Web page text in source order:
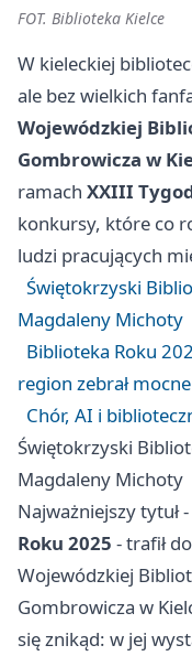
FOT. Biblioteka Kielce
W kieleckiej
ale bez wielkich
Wojewódzkiej
Gombrowicza w
ramach XXIII
konkursy, które co
ludzi pracujących
Świętokrzyski
Magdaleny Michoty
Biblioteka Roku
region zebrał
Chór, AI i
Świętokrzyski
Magdaleny Michoty
Najważniejszy tytuł -
Roku 2025 - trafił
Wojewódzkiej
Gombrowicza w
się znikąd: w jej